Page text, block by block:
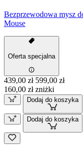
Bezprzewodowa mysz
Mouse
Oferta specjalna
439,00 zł 599,00 zł
160,00 zł zniżki
Dodaj do koszyka
Dodaj do koszyka